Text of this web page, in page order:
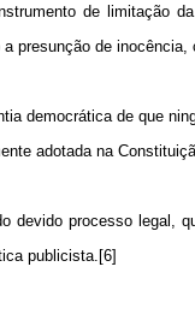
de limitação
presunção de
democrática de que
adotada na
devido processo legal,
publicista.[6]